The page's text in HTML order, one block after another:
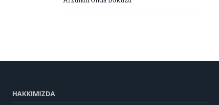
HAKKIMIZDA